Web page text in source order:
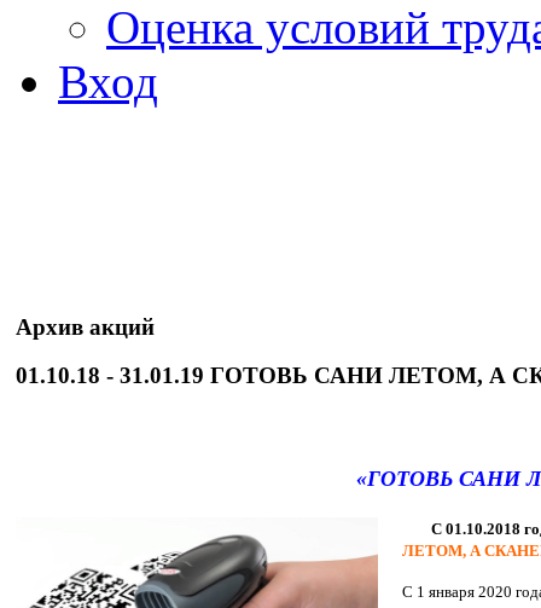
Оценка условий
Вход
Архив акций
01.10.18 - 31.01.19 ГОТОВЬ САНИ ЛЕТОМ, А
«ГОТОВЬ САНИ
С 01.10.2018
ЛЕТОМ, А
С 1 января 2020